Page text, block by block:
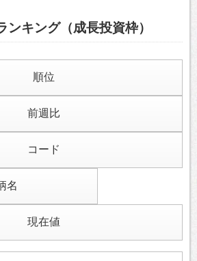
ンキング（成長投資枠）
順位
前週比
コード
名
現在値